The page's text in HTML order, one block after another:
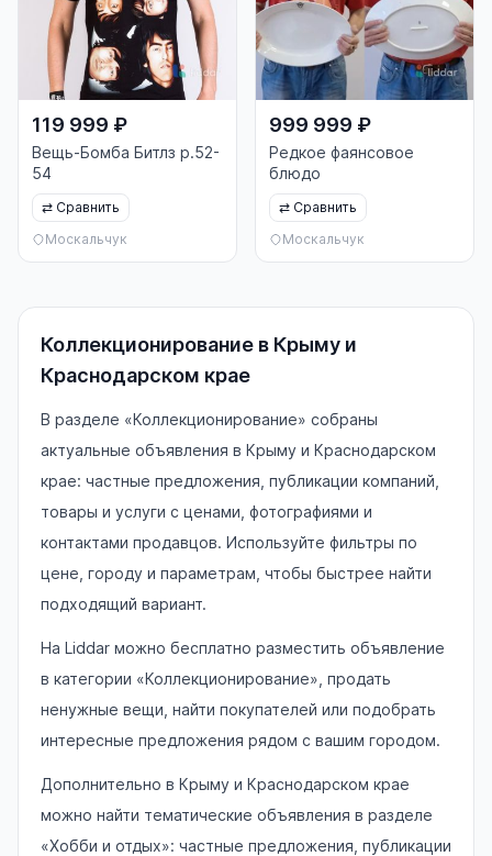
119 999 ₽
Вещь-Бомба Битлз р.52-
54
⇄ Сравнить
Москальчук
999 999 ₽
Редкое фаянсовое
блюдо
⇄ Сравнить
Москальчук
Коллекционирование в Крыму и
Краснодарском крае
В разделе «Коллекционирование» собраны
актуальные объявления в Крыму и Краснодарском
крае: частные предложения, публикации компаний,
товары и услуги с ценами, фотографиями и
контактами продавцов. Используйте фильтры по
цене, городу и параметрам, чтобы быстрее найти
подходящий вариант.
На Liddar можно бесплатно разместить объявление
в категории «Коллекционирование», продать
ненужные вещи, найти покупателей или подобрать
интересные предложения рядом с вашим городом.
Дополнительно в Крыму и Краснодарском крае
можно найти тематические объявления в разделе
«Хобби и отдых»: частные предложения, публикации